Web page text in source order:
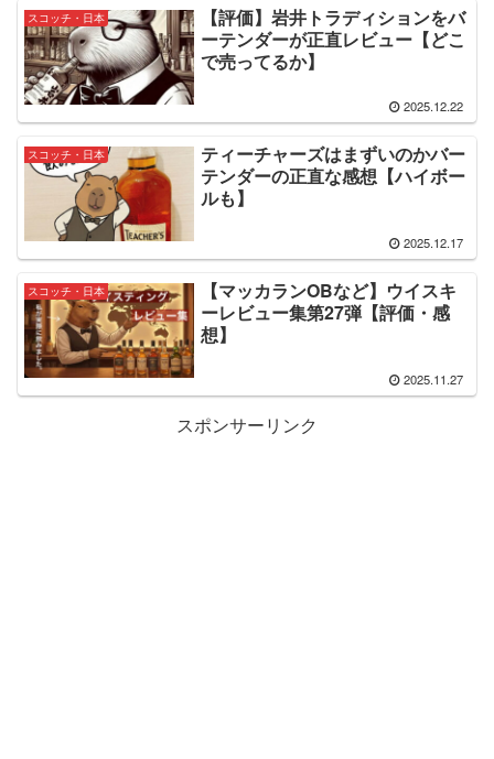
スコッチ・日本
【評価】岩井トラディションをバ
ーテンダーが正直レビュー【どこ
で売ってるか】
2025.12.22
スコッチ・日本
ティーチャーズはまずいのかバー
テンダーの正直な感想【ハイボー
ルも】
2025.12.17
スコッチ・日本
【マッカランOBなど】ウイスキ
ーレビュー集第27弾【評価・感
想】
2025.11.27
スポンサーリンク